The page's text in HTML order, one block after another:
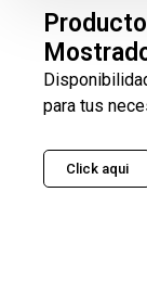
para tus
Click aqui